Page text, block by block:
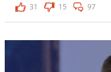
31
15 97